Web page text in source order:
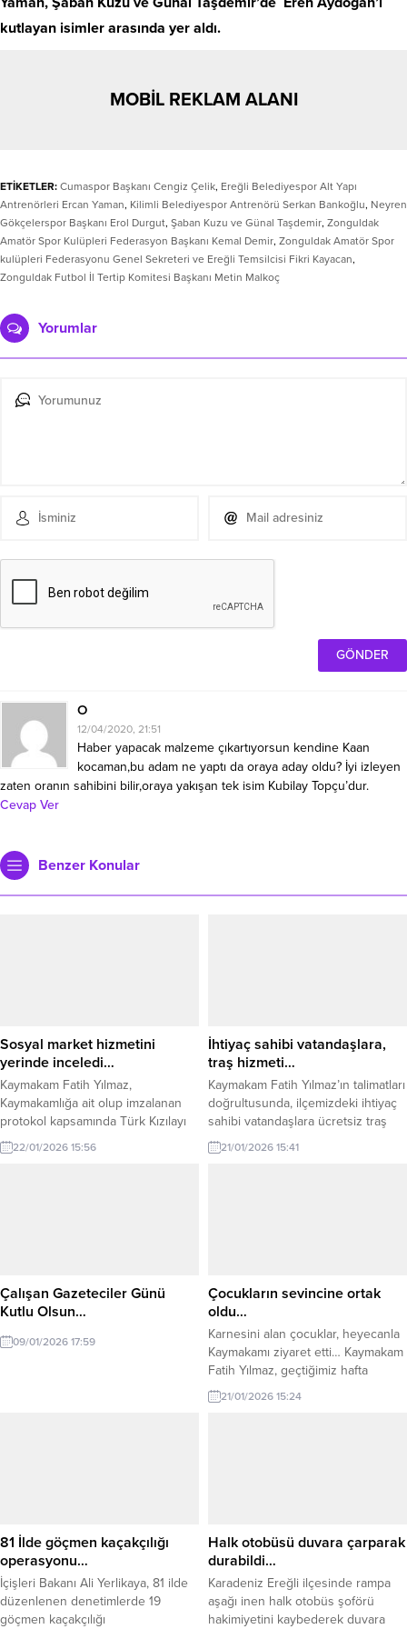
kutlayan isimler arasında yer aldı.
MOBİL REKLAM ALANI
ETİKETLER: Cumaspor Başkanı Cengiz Çelik, Ereğli Belediyespor Alt Yapı
Antrenörleri Ercan Yaman, Kilimli Belediyespor Antrenörü Serkan Bankoğlu, Neyren
Gökçelerspor Başkanı Erol Durgut, Şaban Kuzu ve Günal Taşdemir, Zonguldak
Amatör Spor Kulüpleri Federasyon Başkanı Kemal Demir, Zonguldak Amatör Spor
kulüpleri Federasyonu Genel Sekreteri ve Ereğli Temsilcisi Fikri Kayacan,
Zonguldak Futbol İl Tertip Komitesi Başkanı Metin Malkoç
Yorumlar
O
12/04/2020, 21:51
Haber yapacak malzeme çıkartıyorsun kendine Kaan
kocaman,bu adam ne yaptı da oraya aday oldu? İyi izleyen
zaten oranın sahibini bilir,oraya yakışan tek isim Kubilay Topçu’dur.
Cevap Ver
Benzer Konular
Sosyal market hizmetini
yerinde inceledi…
Kaymakam Fatih Yılmaz,
Kaymakamlığa ait olup imzalanan
protokol kapsamında Türk Kızılayı
Kdz. Ereğli Şube Başkanlığı
tarafından vatandaşlara hizmet
Kaymakam Yılmaz, sosyal devlet
anlayışı doğrultusunda ihtiyaç
sahibi vatandaşlara yönelik...
22/01/2026 15:56
İhtiyaç sahibi vatandaşlara,
traş hizmeti…
Kaymakam Fatih Yılmaz’ın talimatları
doğrultusunda, ilçemizdeki ihtiyaç
sahibi vatandaşlara ücretsiz traş
hizmeti sunuldu… Açıklama şu
şekilde: “Sosyal Yardımlaşma ve
çalışmasıyla, devletimizin her
koşulda vatandaşının yanında
olduğu bir kez...
21/01/2026 15:41
Çalışan Gazeteciler Günü
Kutlu Olsun…
09/01/2026 17:59
Çocukların sevincine ortak
oldu…
Karnesini alan çocuklar, heyecanla
Kaymakamı ziyaret etti… Kaymakam
Fatih Yılmaz, geçtiğimiz hafta
evlerini ziyaret ettiği çocukların
karne heyecanına ortak oldu.
başarılarının devamını diledi.
Ziyarette, “Her zaman
çocuklarımızın yanında...
21/01/2026 15:24
81 İlde göçmen kaçakçılığı
operasyonu…
İçişleri Bakanı Ali Yerlikaya, 81 ilde
düzenlenen denetimlerde 19
göçmen kaçakçılığı
Halk otobüsü duvara çarparak
durabildi…
Karadeniz Ereğli ilçesinde rampa
aşağı inen halk otobüs şoförü
hakimiyetini kaybederek duvara